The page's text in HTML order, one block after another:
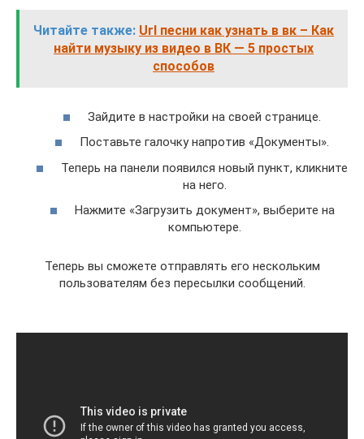
Читайте также: Url песни как узнать в вк – Как
найти музыку из видео в ВК — 5 простых
способов
Зайдите в настройки на своей странице.
Поставьте галочку напротив «Документы».
Теперь на панели появился новый пункт, кликните
на него.
Нажмите «Загрузить документ», выберите на
компьютере.
Теперь вы сможете отправлять его нескольким
пользователям без пересылки сообщений.